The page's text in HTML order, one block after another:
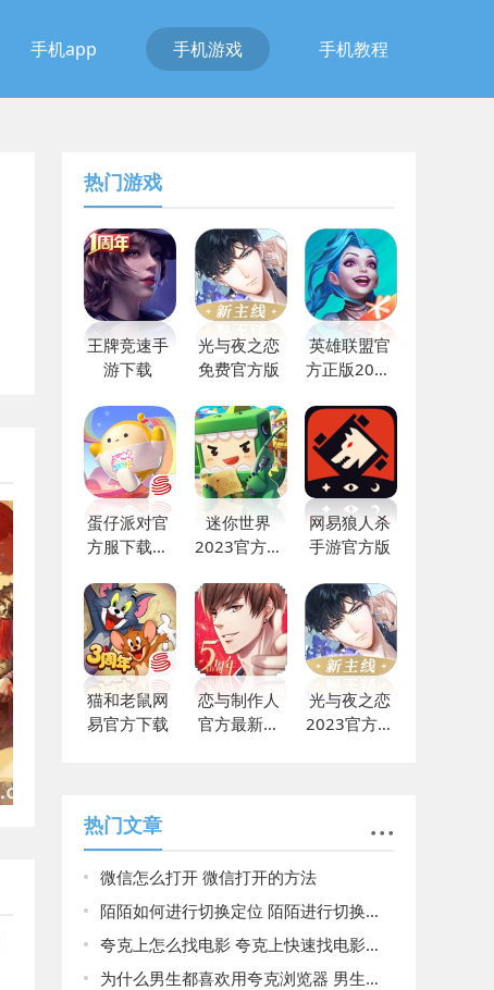
手机app 手机游戏 手机教程
热门游戏
王牌竞速手
游下载
光与夜之恋
免费官方版
英雄联盟官
方正版2023
蛋仔派对官
方服下载网
迷你世界
2023官方最
网易狼人杀
手游官方版
猫和老鼠网
易官方下载
恋与制作人
官方最新版
光与夜之恋
2023官方最
热门文章
微信怎么打开 微信打开的方法
陌陌如何进行切换定位 陌陌进行切换定位的教程
夸克上怎么找电影 夸克上快速找电影的方法
为什么男生都喜欢用夸克浏览器 男生都喜欢用夸克浏览器原因揭晓